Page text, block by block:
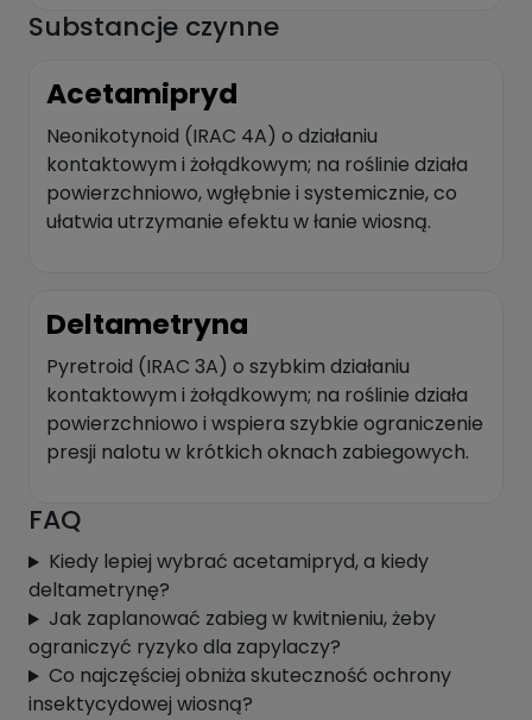
Substancje czynne
Acetamipryd
Neonikotynoid (IRAC 4A) o działaniu
kontaktowym i żołądkowym; na roślinie działa
powierzchniowo, wgłębnie i systemicznie, co
ułatwia utrzymanie efektu w łanie wiosną.
Deltametryna
Pyretroid (IRAC 3A) o szybkim działaniu
kontaktowym i żołądkowym; na roślinie działa
powierzchniowo i wspiera szybkie ograniczenie
presji nalotu w krótkich oknach zabiegowych.
FAQ
Kiedy lepiej wybrać acetamipryd, a kiedy
deltametrynę?
Jak zaplanować zabieg w kwitnieniu, żeby
ograniczyć ryzyko dla zapylaczy?
Co najczęściej obniża skuteczność ochrony
insektycydowej wiosną?